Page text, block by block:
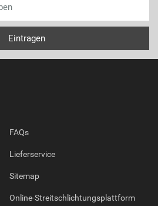
FAQs
Lieferservice
Sitemap
Online-Streitschlichtungsplattform